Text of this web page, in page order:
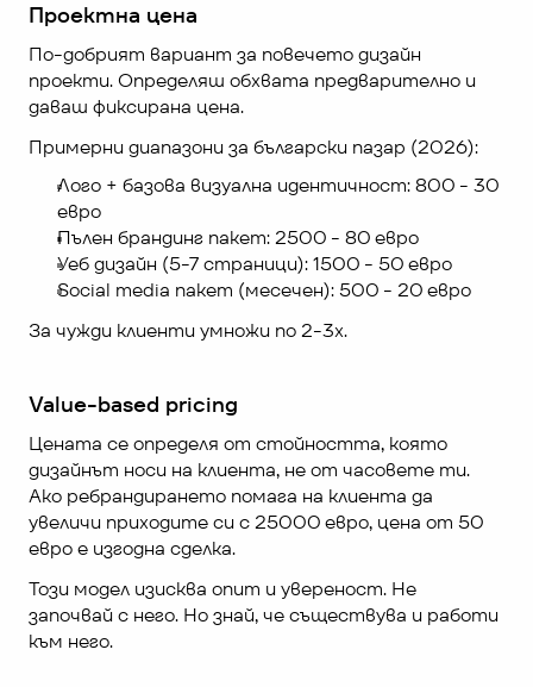
Проектна цена
По-добрият вариант за повечето дизайн
проекти. Определяш обхвата предварително и
даваш фиксирана цена.
Примерни диапазони за български пазар (2026):
Лого + базова визуална идентичност: 800 - 30
евро
Пълен брандинг пакет: 2500 - 80 евро
Уеб дизайн (5-7 страници): 1500 - 50 евро
Social media пакет (месечен): 500 - 20 евро
За чужди клиенти умножи по 2-3x.
Value-based pricing
Цената се определя от стойността, която
дизайнът носи на клиента, не от часовете ти.
Ако ребрандирането помага на клиента да
увеличи приходите си с 25000 евро, цена от 50
евро е изгодна сделка.
Този модел изисква опит и увереност. Не
започвай с него. Но знай, че съществува и работи
към него.